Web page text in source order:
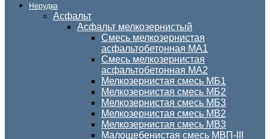
Нерудка
Асфальт
Асфальт мелкозернистый
Смесь мелкозернистая
асфальтобетонная МА1
Смесь мелкозернистая
асфальтобетонная МА2
Мелкозернистая смесь МБ1
Мелкозернистая смесь МБ2
Мелкозернистая смесь МБ3
Мелкозернистая смесь МВ2
Мелкозернистая смесь МВ3
Малощебенистая смесь МВП-III